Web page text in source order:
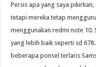
Persis apa yang saya
tetapi mereka tetap
menggunakan redmi note 10.
yang lebih baik seperti sd
beberapa ponsel terlaris